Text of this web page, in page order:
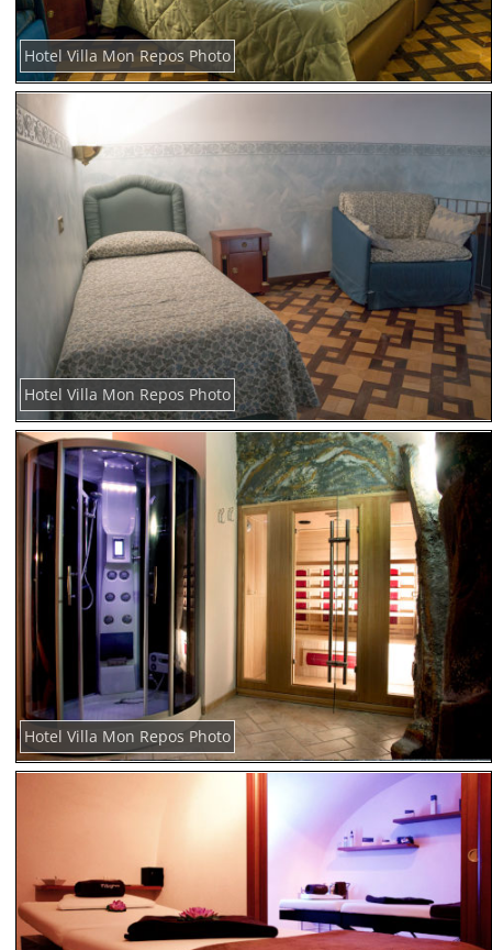
Hotel Villa Mon Repos Photo
Hotel Villa Mon Repos Photo
Hotel Villa Mon Repos Photo